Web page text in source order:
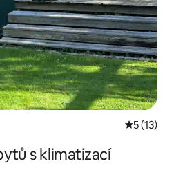
5 (13)
s klimatizací